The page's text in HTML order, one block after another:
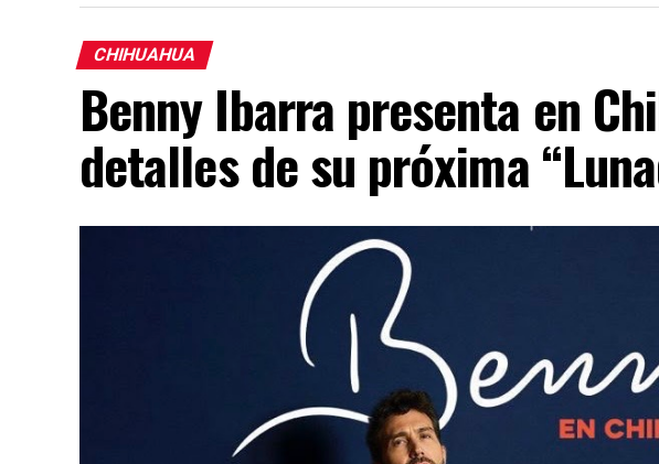
CHIHUAHUA
Benny Ibarra presenta en
detalles de su próxima